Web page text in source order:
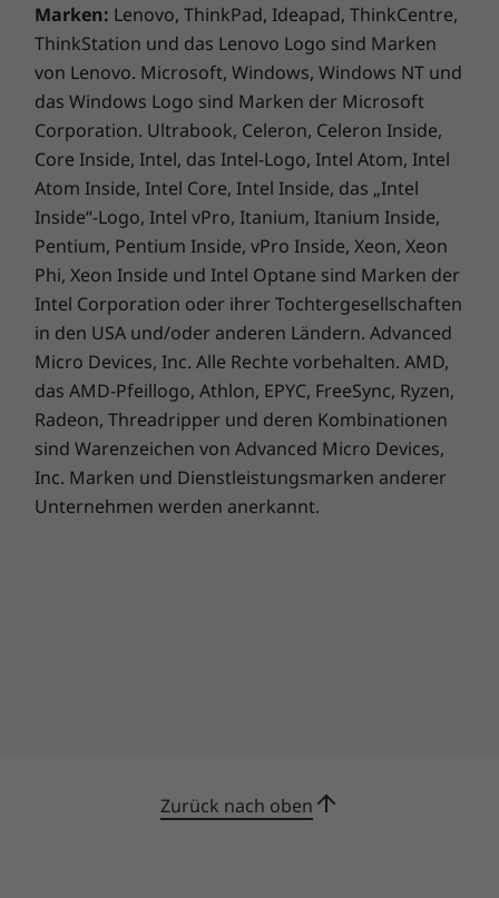
Designs, mit dem der Bildschirmrahmen auf
zwei Seiten erheblich abgeflacht wurde,
genießen Sie ein klares Bild von Rand zu Rand.
Satter, warmer Sound mit Dolby Audio
Mit seinen zwei Harman-Lautsprechern mit
Dolby Audio bietet das Ideapad 320s eine
bessere Soundoptimierung für größere Details
bei einer Fülle von Klängen. Bei Filmen wie
beim Video-Chat verbessert Dolby Audio
automatisch den Dialog und erzielt auf Ihrem
PC die höchstmögliche Lautstärke ohne
Verzerrung. Sie hören jedes Wort.
Marken: Lenovo, ThinkPad, Ideapad, ThinkCentre,
ThinkStation und das Lenovo Logo sind Marken
von Lenovo. Microsoft, Windows, Windows NT und
das Windows Logo sind Marken der Microsoft
Corporation. Ultrabook, Celeron, Celeron Inside,
Core Inside, Intel, das Intel-Logo, Intel Atom, Intel
Atom Inside, Intel Core, Intel Inside, das „Intel
Inside“-Logo, Intel vPro, Itanium, Itanium Inside,
Pentium, Pentium Inside, vPro Inside, Xeon, Xeon
Phi, Xeon Inside und Intel Optane sind Marken der
Intel Corporation oder ihrer Tochtergesellschaften
in den USA und/oder anderen Ländern. Advanced
Micro Devices, Inc. Alle Rechte vorbehalten. AMD,
das AMD-Pfeillogo, Athlon, EPYC, FreeSync, Ryzen,
Radeon, Threadripper und deren Kombinationen
sind Warenzeichen von Advanced Micro Devices,
Inc. Marken und Dienstleistungsmarken anderer
Unternehmen werden anerkannt.
Zurück nach oben